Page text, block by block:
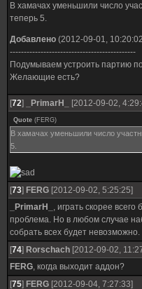
В хамачах уменьшили число
теперь 5.
Добавлено (2012-09-01,
---------------------------------------------
Подумываем устроить партию
Желающие есть?
[72] _PrimarH_ [2012-09-02,
Quote (FERG)
В хамачах уменьшили число
5.
[73] FERG [2012-09-02, 5:25:25]
_PrimarH_ , играть скорее
проблема. Но в любом случае
собрать всех будет невозможно.
[74] Rorschach [2012-09-02,
FERG, когда выходит аддон?
[75] FERG [2012-09-04, 7:27:33]